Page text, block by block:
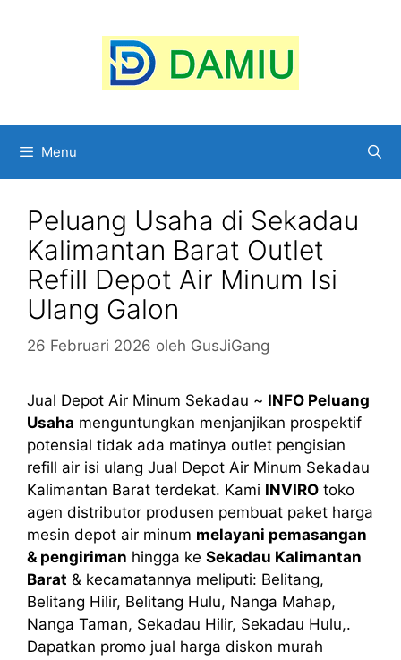
Menu
Peluang Usaha di Sekadau
Kalimantan Barat Outlet
Refill Depot Air Minum Isi
Ulang Galon
26 Februari 2026 oleh GusJiGang
Jual Depot Air Minum Sekadau ~ INFO Peluang
Usaha menguntungkan menjanjikan prospektif
potensial tidak ada matinya outlet pengisian
refill air isi ulang Jual Depot Air Minum Sekadau
Kalimantan Barat terdekat. Kami INVIRO toko
agen distributor produsen pembuat paket harga
mesin depot air minum melayani pemasangan
& pengiriman hingga ke Sekadau Kalimantan
Barat & kecamatannya meliputi: Belitang,
Belitang Hilir, Belitang Hulu, Nanga Mahap,
Nanga Taman, Sekadau Hilir, Sekadau Hulu,.
Dapatkan promo jual harga diskon murah